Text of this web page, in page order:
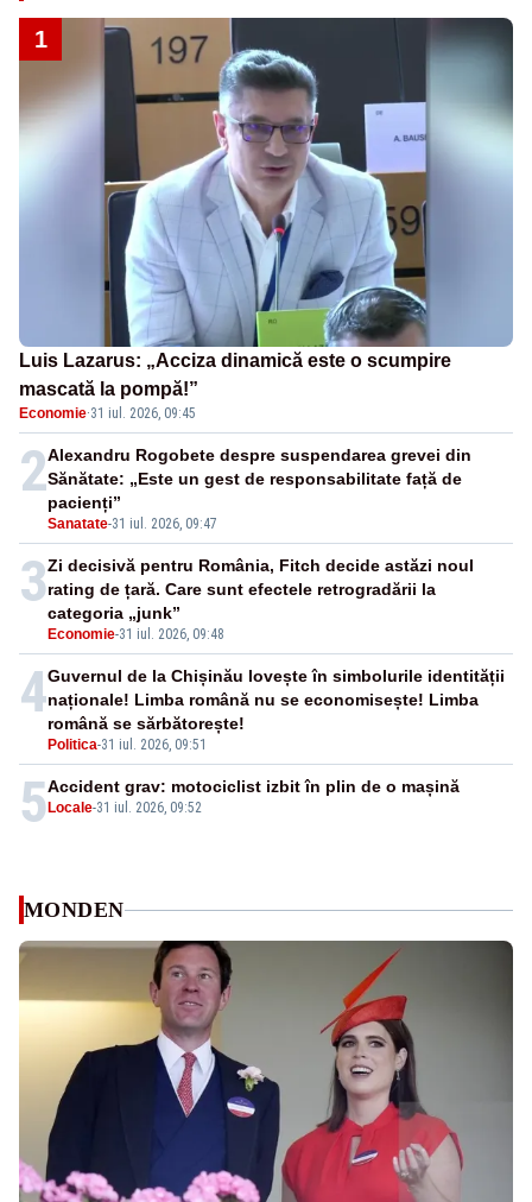
1
Luis Lazarus: „Acciza dinamică este o scumpire
mascată la pompă!”
Economie·31 iul. 2026, 09:45
2
Sanatate-31 iul. 2026, 09:47
Alexandru Rogobete despre suspendarea grevei din
Sănătate: „Este un gest de responsabilitate față de
pacienți”
3
Economie-31 iul. 2026, 09:48
Zi decisivă pentru România, Fitch decide astăzi noul
rating de țară. Care sunt efectele retrogradării la
categoria „junk”
4
Politica-31 iul. 2026, 09:51
Guvernul de la Chișinău lovește în simbolurile identității
naționale! Limba română nu se economisește! Limba
română se sărbătorește!
5 Locale-31 iul. 2026, 09:52
Accident grav: motociclist izbit în plin de o mașină
MONDEN